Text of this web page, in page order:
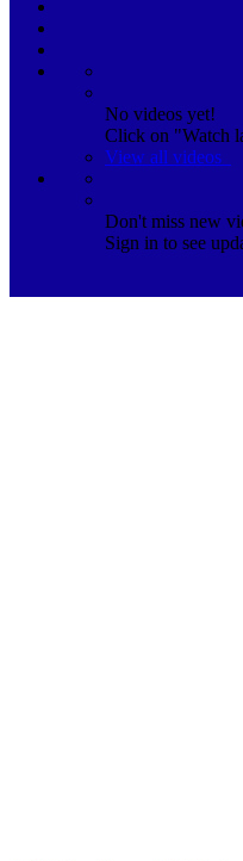
No videos yet!
Click on "Watch
View all videos
Don't miss new
Sign in to see